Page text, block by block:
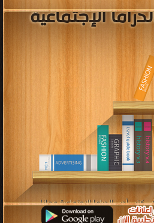
الإجتماعية
أدب الدراما الإجتماعية مجانا